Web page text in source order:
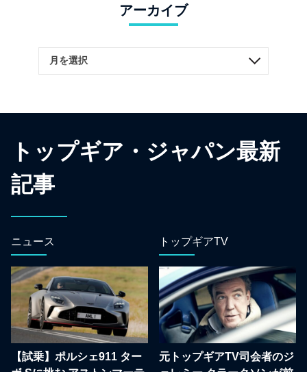
アーカイブ
トップギア・ジャパン最新
記事
ニュース
【試乗】ポルシェ911 ター
トップギアTV
元トップギアTV司会者のジ